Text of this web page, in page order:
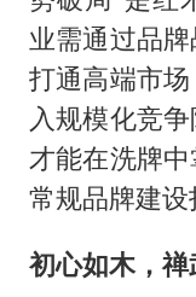
业需通过品
打通高端市
入规模化竞
才能在洗牌
常规品牌建设
初心如木，禅